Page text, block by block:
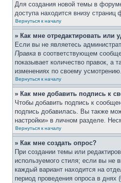
Для создания новой темы в
доступа находится внизу
Вернуться к началу
» Как мне отредактировать или
Если вы не являетесь
Правка в соответствующем
показывает количество правок, а
изменениях по своему
Вернуться к началу
» Как мне добавить подпись к
Чтобы добавить подпись к
подпись добавилась. Вы также
настройки» в личном разделе.
Вернуться к началу
» Как мне создать опрос?
При создании темы или
используемого стиля; если вы не
каждый вариант находится на
период проведения опроса в днях